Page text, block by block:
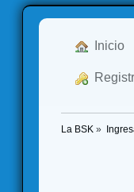
Inicio
La BSK »